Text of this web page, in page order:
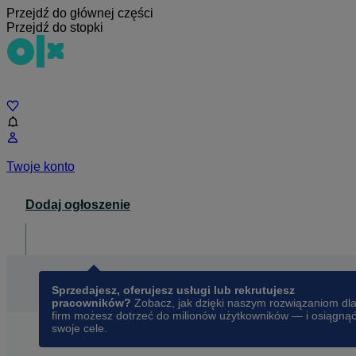
Przejdź do głównej części
Przejdź do stopki
Twoje konto
Dodaj ogłoszenie
Sprzedajesz, oferujesz usługi lub rekrutujesz
pracowników? Zobacz, jak dzięki naszym rozwiązaniom dla
firm możesz dotrzeć do milionów użytkowników — i osiągnąć
swoje cele.